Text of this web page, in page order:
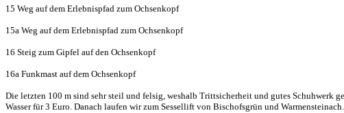
15 Weg auf dem Erlebnispfad zum Ochsenkopf
15a Weg auf dem Erlebnispfad zum Ochsenkopf
16 Steig zum Gipfel auf den Ochsenkopf
16a Funkmast auf dem Ochsenkopf
Die letzten 100 m sind sehr steil und felsig, weshalb Trittsicherheit und gutes Schuhwerk
Wasser für 3 Euro. Danach laufen wir zum Sessellift von Bischofsgrün und